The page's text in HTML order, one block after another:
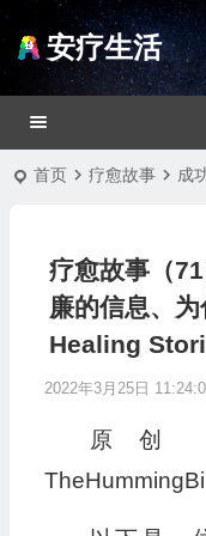
安疗生活
首页 疗愈故事 成
疗愈故事（
廉的信息、
Healing
2022年3月25日
原创